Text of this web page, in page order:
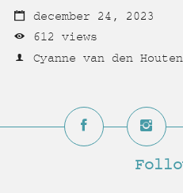
december 24, 2023
612 views
Cyanne van den Houten